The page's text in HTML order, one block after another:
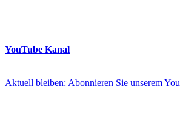
YouTube Kanal
Aktuell bleiben: Abonnieren Sie unserem